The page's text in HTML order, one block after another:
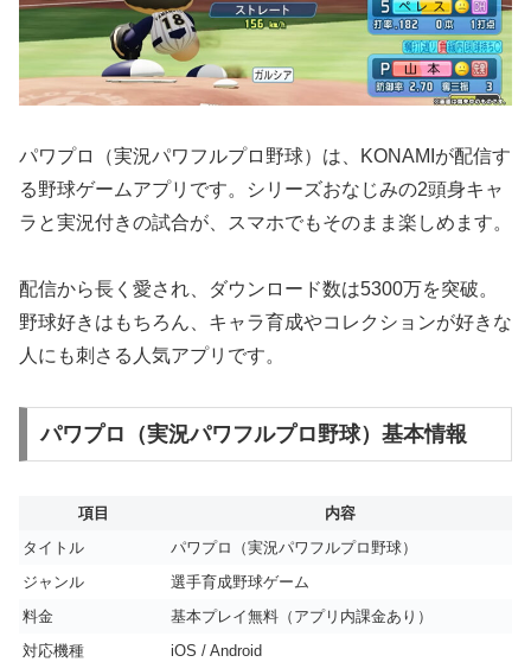
パワプロ（実況パワフルプロ野球）は、KONAMIが配信す
る野球ゲームアプリです。シリーズおなじみの2頭身キャ
ラと実況付きの試合が、スマホでもそのまま楽しめます。
配信から長く愛され、ダウンロード数は5300万を突破。
野球好きはもちろん、キャラ育成やコレクションが好きな
人にも刺さる人気アプリです。
パワプロ（実況パワフルプロ野球）基本情報
項目
内容
タイトル
パワプロ（実況パワフルプロ野球）
ジャンル
選手育成野球ゲーム
料金
基本プレイ無料（アプリ内課金あり）
対応機種
iOS / Android